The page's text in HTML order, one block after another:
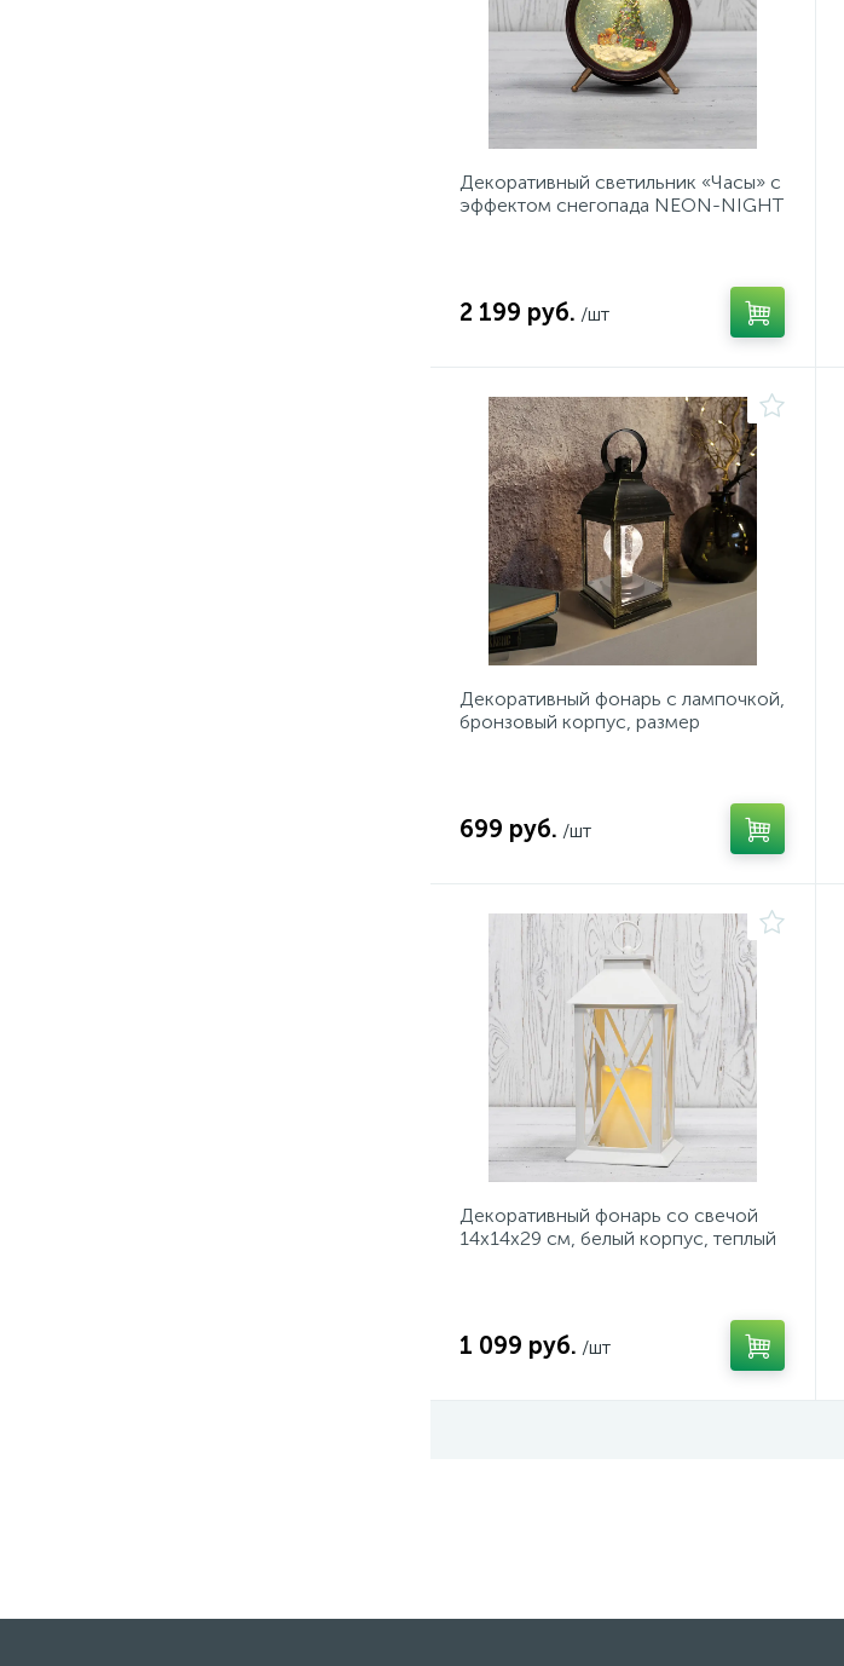
Декоративный светильник «Часы» с
эффектом снегопада NEON-NIGHT
2 199 руб. /шт
Декоративный фонарь с лампочкой,
бронзовый корпус, размер
699 руб. /шт
Декоративный фонарь со свечой
14x14x29 см, белый корпус, теплый
1 099 руб. /шт